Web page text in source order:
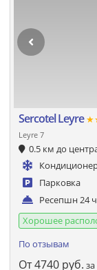
Sercotel Leyre
Leyre 7
0.5 км до
Парковка
Ресепшн 24
Хорошее
По отзывам
От4740 руб.